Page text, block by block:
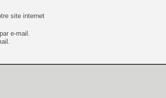
[GK] Mémoire cash -
[GK] Nvidia : le prix des
[GK] Suikoden Star Leap
[Mo5] La mini borne
site internet
e-mail.